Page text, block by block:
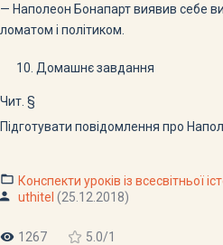
— Наполеон Бонапарт виявив себе
ломатом і політиком.
Домашнє завдання
Чит. §
Підготувати повідомлення про
Конспекти уроків із всесвітньої
uthitel (25.12.2018)
1267 5.0/1